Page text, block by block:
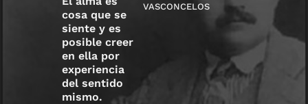
cosa que se
siente y es
posible creer
en ella por
experiencia
del sentido
mismo.
VASCONCELOS